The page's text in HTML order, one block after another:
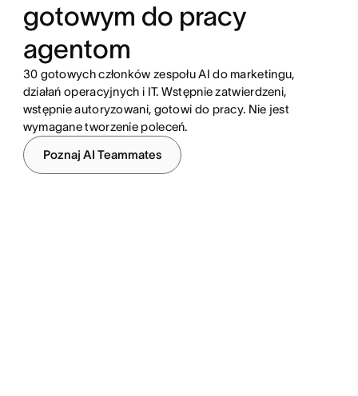
gotowym do pracy
agentom
30 gotowych członków zespołu AI do marketingu,
działań operacyjnych i IT. Wstępnie zatwierdzeni,
wstępnie autoryzowani, gotowi do pracy. Nie jest
wymagane tworzenie poleceń.
Poznaj AI Teammates